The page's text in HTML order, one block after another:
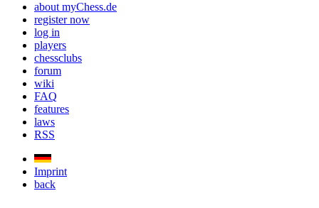
about myChess.de
register now
log in
players
chessclubs
forum
wiki
FAQ
features
laws
RSS
Imprint
back